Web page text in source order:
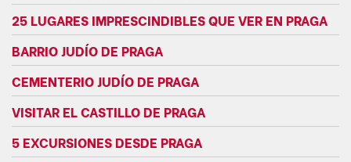
25 LUGARES IMPRESCINDIBLES QUE VER EN PRAGA
BARRIO JUDÍO DE PRAGA
CEMENTERIO JUDÍO DE PRAGA
VISITAR EL CASTILLO DE PRAGA
5 EXCURSIONES DESDE PRAGA